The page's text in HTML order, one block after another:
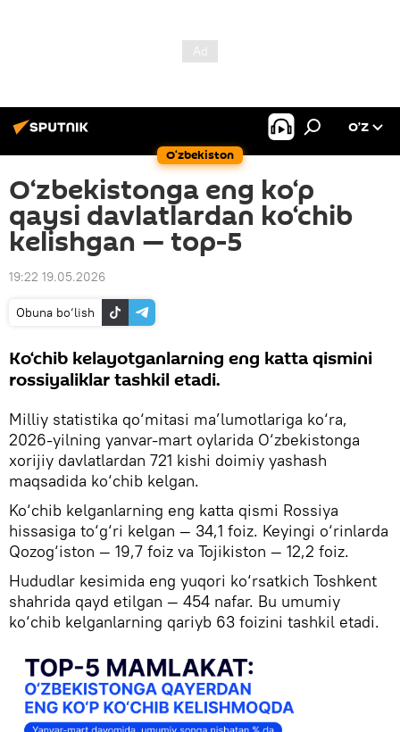
O‘zbekiston
O’Z
O‘zbekistonga eng ko‘p
qaysi davlatlardan ko‘chib
kelishgan — top-5
19:22 19.05.2026
Obuna bo‘lish
Ko‘chib kelayotganlarning eng katta qismini
rossiyaliklar tashkil etadi.
Milliy statistika qo‘mitasi ma’lumotlariga ko‘ra,
2026-yilning yanvar-mart oylarida O‘zbekistonga
xorijiy davlatlardan 721 kishi doimiy yashash
maqsadida ko‘chib kelgan.
Ko‘chib kelganlarning eng katta qismi Rossiya
hissasiga to‘g‘ri kelgan — 34,1 foiz. Keyingi o‘rinlarda
Qozog‘iston — 19,7 foiz va Tojikiston — 12,2 foiz.
Hududlar kesimida eng yuqori ko‘rsatkich Toshkent
shahrida qayd etilgan — 454 nafar. Bu umumiy
ko‘chib kelganlarning qariyb 63 foizini tashkil etadi.